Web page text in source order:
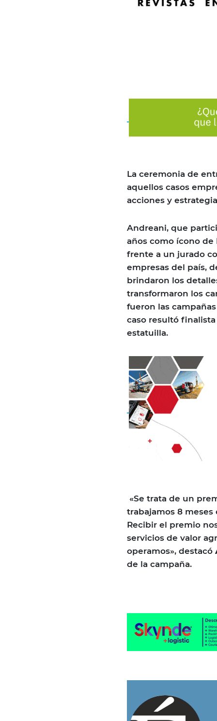
La ceremonia de
aquellos casos
acciones y
Andreani, que
años como ícono
frente a un jurado
empresas del país,
brindaron los
transformaron los
fueron las
caso resultó
estatuilla.
«Se trata de un
trabajamos 8 meses
Recibir el premio
servicios de valor
operamos», destacó
de la campaña.